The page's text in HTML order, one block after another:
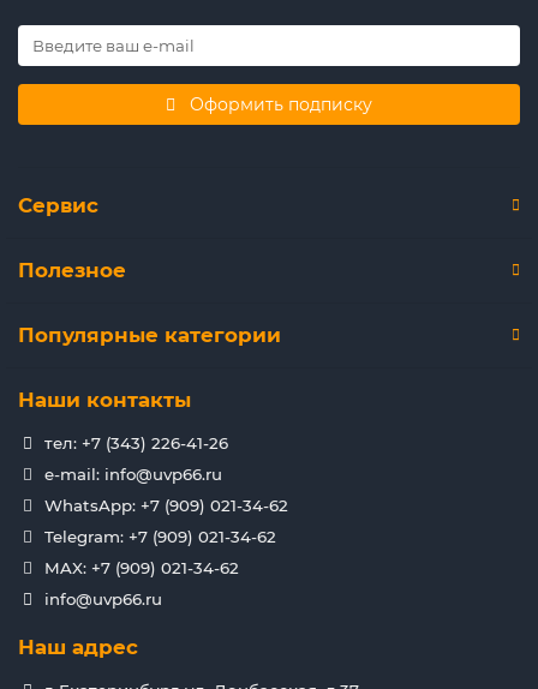
Оформить подписку
Сервис
Полезное
Популярные категории
Наши контакты
тел: +7 (343) 226-41-26
e-mail: info@uvp66.ru
WhatsApp: +7 (909) 021-34-62
Telegram: +7 (909) 021-34-62
MAX: +7 (909) 021-34-62
info@uvp66.ru
Наш адрес